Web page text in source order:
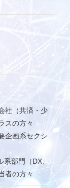
社（共済・少
スの方々
企画系セクシ
部門（DX、
者の方々